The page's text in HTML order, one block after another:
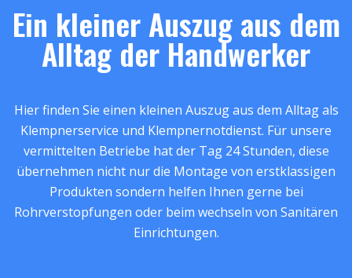
Ein kleiner Auszug aus dem
Alltag der Handwerker
Hier finden Sie einen kleinen Auszug aus dem Alltag als
Klempnerservice und Klempnernotdienst. Für unsere
vermittelten Betriebe hat der Tag 24 Stunden, diese
übernehmen nicht nur die Montage von erstklassigen
Produkten sondern helfen Ihnen gerne bei
Rohrverstopfungen oder beim wechseln von Sanitären
Einrichtungen.